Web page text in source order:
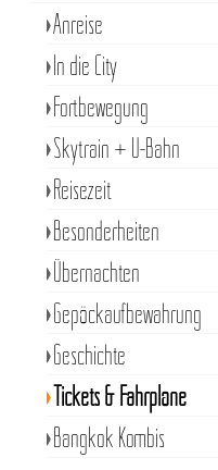
Anreise
In die City
Fortbewegung
Skytrain + U-Bahn
Reisezeit
Besonderheiten
Übernachten
Gepäckaufbewahrung
Geschichte
Tickets & Fahrpläne
Bangkok Kombis